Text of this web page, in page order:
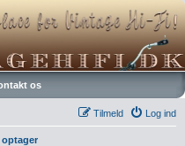
os
Log ind
Tilmeld
optager